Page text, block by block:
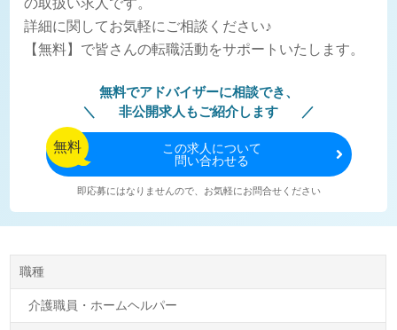
詳細に関してお気軽にご相談ください♪
【無料】で皆さんの転職活動をサポートいたします。
無料でアドバイザーに相談でき、
非公開求人もご紹介します
無料 この求人について
問い合わせる
即応募にはなりませんので、お気軽にお問合せください
職種
介護職員・ホームヘルパー